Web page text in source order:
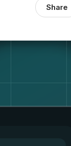
Share